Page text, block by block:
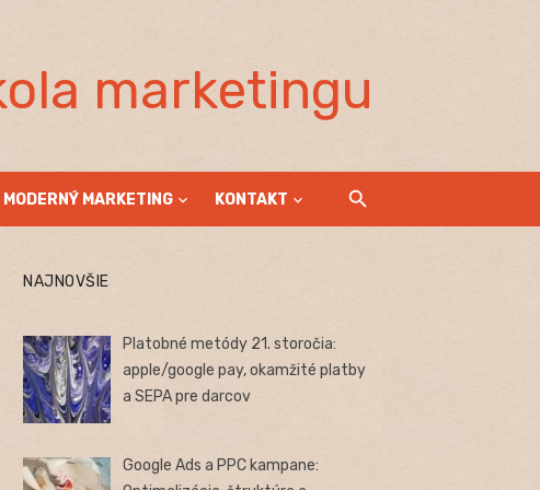
marketingu
MODERNÝ MARKETING KONTAKT
NAJNOVŠIE
Platobné metódy 21. storočia:
apple/google pay, okamžité platby
a SEPA pre darcov
Google Ads a PPC kampane: